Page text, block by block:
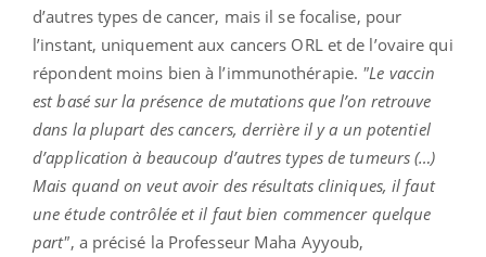
d’autres types de cancer, mais il se focalise, pour
l’instant, uniquement aux cancers ORL et de l’ovaire qui
répondent moins bien à l’immunothérapie. "Le vaccin
est basé sur la présence de mutations que l’on retrouve
dans la plupart des cancers, derrière il y a un potentiel
d’application à beaucoup d’autres types de tumeurs (…)
Mais quand on veut avoir des résultats cliniques, il faut
une étude contrôlée et il faut bien commencer quelque
part", a précisé la Professeur Maha Ayyoub,